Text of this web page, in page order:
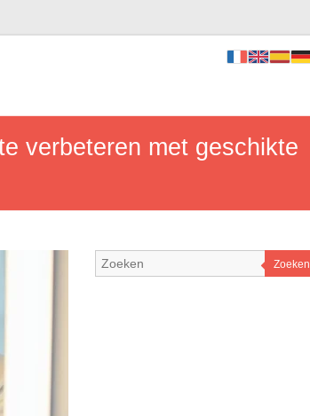
verbeteren met geschikte
Zoeken